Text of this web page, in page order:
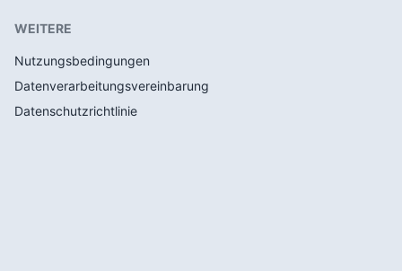
WEITERE
Nutzungsbedingungen
Datenverarbeitungsvereinbarung
Datenschutzrichtlinie